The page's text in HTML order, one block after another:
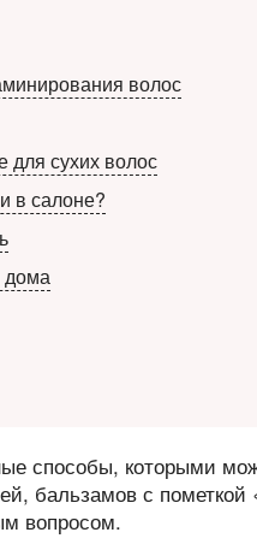
волос
для сухих волос
в салоне?
дома
способы, которыми
бальзамов с
вопросом.